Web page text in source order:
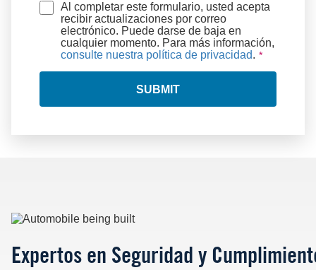
Al completar este formulario, usted acepta
recibir actualizaciones por correo
electrónico. Puede darse de baja en
cualquier momento. Para más información,
consulte nuestra política de privacidad.
SUBMIT
Image
Expertos en Seguridad y